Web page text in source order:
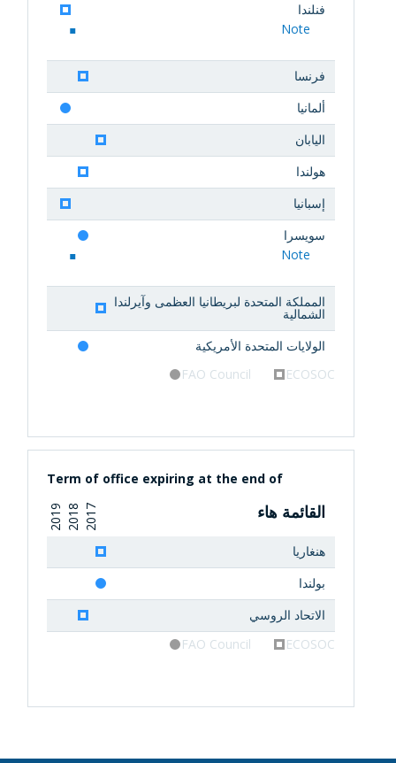
فنلندا
Note
فرنسا
ألمانيا
اليابان
هولندا
إسبانيا
سويسرا
Note
المملكة المتحدة لبريطانيا العظمى وآيرلندا
الشمالية
الولايات المتحدة الأمريكية
ECOSOC
FAO Council
Term of office expiring at the end of
القائمة هاء 2017
2018
2019
هنغاريا
بولندا
الاتحاد الروسي
ECOSOC
FAO Council